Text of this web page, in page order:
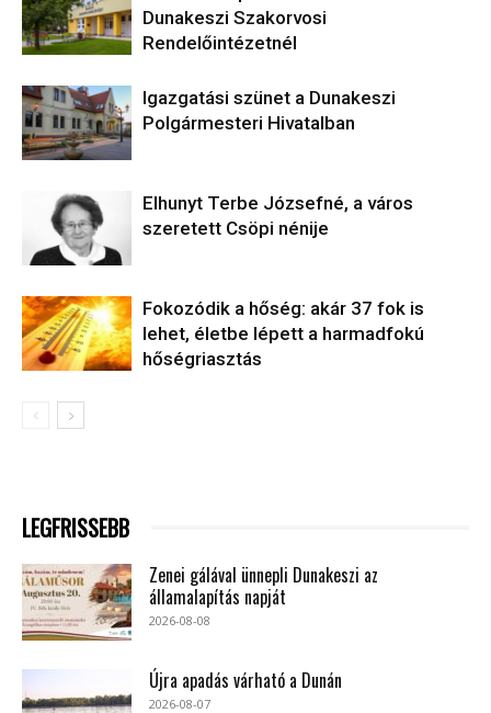
Dunakeszi Szakorvosi
Rendelőintézetnél
Igazgatási szünet a Dunakeszi
Polgármesteri Hivatalban
Elhunyt Terbe Józsefné, a város
szeretett Csöpi nénije
Fokozódik a hőség: akár 37 fok is
lehet, életbe lépett a harmadfokú
hőségriasztás
LEGFRISSEBB
Zenei gálával ünnepli Dunakeszi az
államalapítás napját
2026-08-08
Újra apadás várható a Dunán
2026-08-07